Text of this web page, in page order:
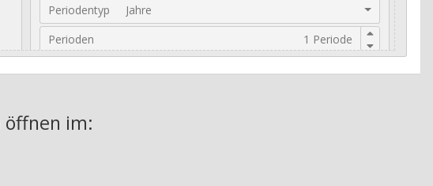
Periodentyp
Jahre
Perioden
Jahre
öffnen im: